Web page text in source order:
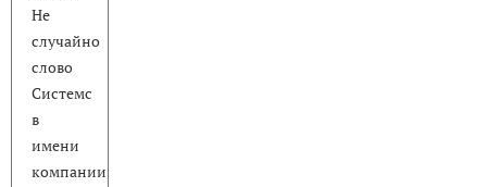
Не
случайно
слово
Системс
в
имени
компании